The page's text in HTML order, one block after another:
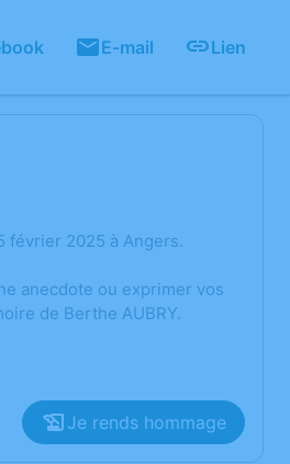
E-mail Lien
février 2025 à Angers.
anecdote ou exprimer vos
de Berthe AUBRY.
Je rends hommage